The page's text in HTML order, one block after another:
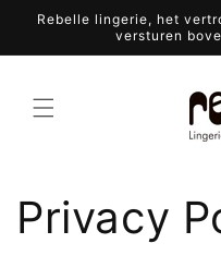
naar de
Rebelle lingerie, het
versturen
Privacy